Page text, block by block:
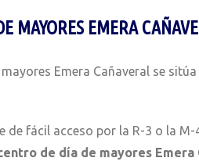
MAYORES EMERA
Emera Cañaveral se
de fácil acceso por la R-3 o la
de día de mayores Emera